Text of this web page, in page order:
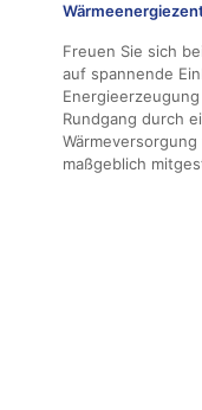
Freuen Sie sich
auf spannende
Rundgang durch
maßgeblich